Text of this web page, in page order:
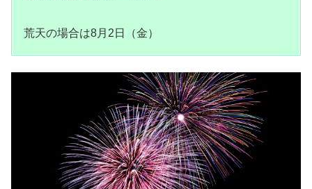
荒天の場合は8月2日（金）